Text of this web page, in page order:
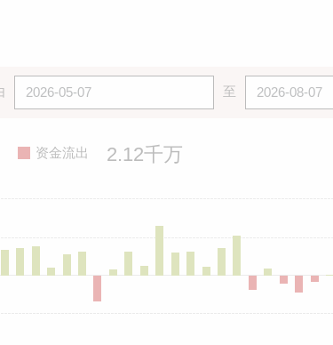
至
资金流出 2.12千万